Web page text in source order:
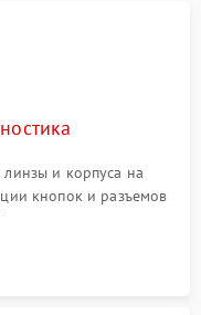
и корпуса на
кнопок и разъемов
на экран,
системных